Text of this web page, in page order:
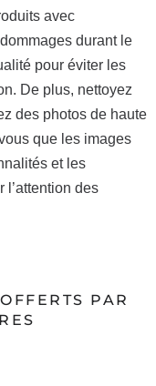
avec
durant le
pour éviter les
De plus, nettoyez
des photos de haute
que les images
et les
l’attention des
PAR